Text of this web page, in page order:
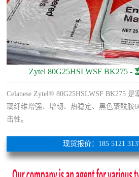
Zytel 80G25HSLWSF BK275 -
Celanese Zytel® 80G25HSLWSF BK275
璃纤维增​​强、增韧、热稳定、黑色聚酰胺
击性。
现货报价：185 5121